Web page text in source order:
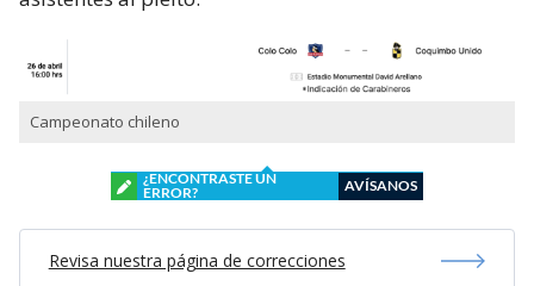
Campeonato chileno
¿ENCONTRASTE UN
ERROR?
AVÍSANOS
Revisa nuestra página de correcciones